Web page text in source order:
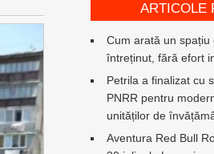
ARTICOLE
Cum arată un
întreținut, fără efort
Petrila a finalizat cu
PNRR pentru
unităților de
Aventura Red Bull